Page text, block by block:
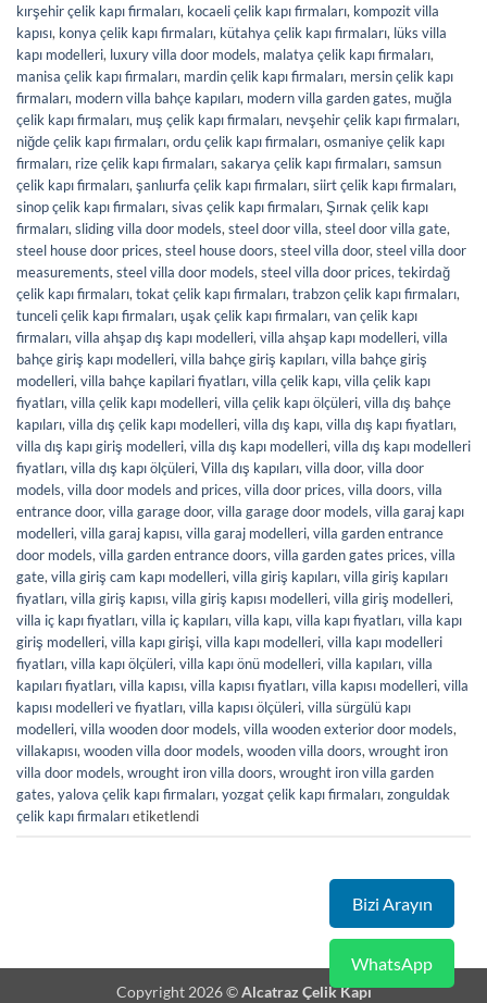
kırşehir çelik kapı firmaları, kocaeli çelik kapı firmaları, kompozit villa
kapısı, konya çelik kapı firmaları, kütahya çelik kapı firmaları, lüks villa
kapı modelleri, luxury villa door models, malatya çelik kapı firmaları,
manisa çelik kapı firmaları, mardin çelik kapı firmaları, mersin çelik kapı
firmaları, modern villa bahçe kapıları, modern villa garden gates, muğla
çelik kapı firmaları, muş çelik kapı firmaları, nevşehir çelik kapı firmaları,
niğde çelik kapı firmaları,ordu çelik kapı firmaları,osmaniye çelik kapı
firmaları, rize çelik kapı firmaları,sakarya çelik kapı firmaları,samsun
çelik kapı firmaları,şanlıurfa çelik kapı firmaları,siirt çelik kapı firmaları,
sinop çelik kapı firmaları,sivas çelik kapı firmaları,Şırnak çelik kapı
firmaları,sliding villa door models,steel door villa,steel door villa gate,
steel house door prices,steel house doors,steel villa door,steel villa door
measurements,steel villa door models,steel villa door prices,tekirdağ
çelik kapı firmaları,tokat çelik kapı firmaları,trabzon çelik kapı firmaları,
tunceli çelik kapı firmaları,uşak çelik kapı firmaları,van çelik kapı
firmaları,villa ahşap dış kapı modelleri,villa ahşap kapı modelleri,villa
bahçe giriş kapı modelleri,villa bahçe giriş kapıları,villa bahçe giriş
modelleri,villa bahçe kapilari fiyatları,villa çelik kapı,villa çelik kapı
fiyatları,villa çelik kapı modelleri,villa çelik kapı ölçüleri,villa dış bahçe
kapıları,villa dış çelik kapı modelleri,villa dış kapı,villa dış kapı fiyatları,
villa dış kapı giriş modelleri,villa dış kapı modelleri,villa dış kapı modelleri
fiyatları,villa dış kapı ölçüleri,Villa dış kapıları,villa door,villa door
models,villa door models and prices,villa door prices,villa doors,villa
entrance door,villa garage door,villa garage door models,villa garaj kapı
modelleri,villa garaj kapısı,villa garaj modelleri,villa garden entrance
door models,villa garden entrance doors,villa garden gates prices,villa
gate,villa giriş cam kapı modelleri,villa giriş kapıları,villa giriş kapıları
fiyatları,villa giriş kapısı,villa giriş kapısı modelleri,villa giriş modelleri,
villa iç kapı fiyatları,villa iç kapıları,villa kapı,villa kapı fiyatları,villa kapı
giriş modelleri,villa kapı girişi,villa kapı modelleri,villa kapı modelleri
fiyatları,villa kapı ölçüleri,villa kapı önü modelleri,villa kapıları,villa
kapıları fiyatları,villa kapısı,villa kapısı fiyatları,villa kapısı modelleri,villa
kapısı modelleri ve fiyatları,villa kapısı ölçüleri,villa sürgülü kapı
modelleri,villa wooden door models,villa wooden exterior door models,
villakapısı,wooden villa door models,wooden villa doors,wrought iron
villa door models,wrought iron villa doors,wrought iron villa garden
gates,yalova çelik kapı firmaları,yozgat çelik kapı firmaları,zonguldak
çelik kapı firmalarıetiketlendi
Copyright 2026 ©Alcatraz Çelik Kapı
Bizi Arayın
WhatsApp